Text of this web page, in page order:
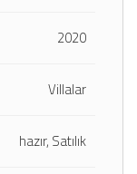
2020
Villalar
hazır, Satılık